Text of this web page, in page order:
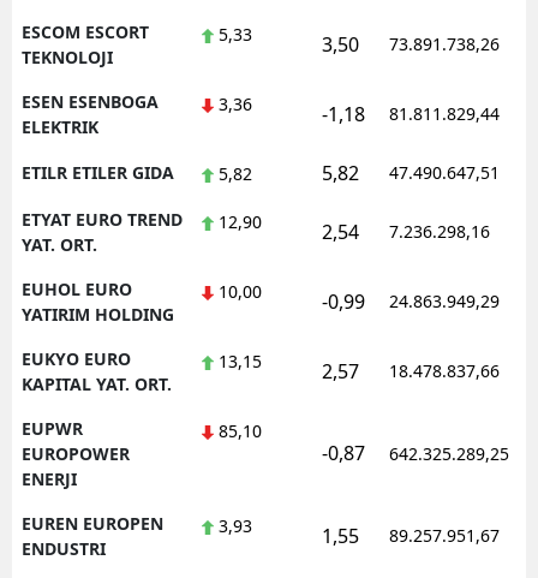
ESCOM ESCORT
TEKNOLOJI
5,33 3,50 73.891.738,26
ESEN ESENBOGA
ELEKTRIK
3,36 -1,18 81.811.829,44
ETILR ETILER GIDA 5,82 5,82 47.490.647,51
ETYAT EURO TREND
YAT. ORT.
12,90 2,54 7.236.298,16
EUHOL EURO
YATIRIM HOLDING
10,00 -0,99 24.863.949,29
EUKYO EURO
KAPITAL YAT. ORT.
13,15 2,57 18.478.837,66
EUPWR
EUROPOWER
ENERJI
85,10
-0,87 642.325.289,25
EUREN EUROPEN
ENDUSTRI
3,93 1,55 89.257.951,67